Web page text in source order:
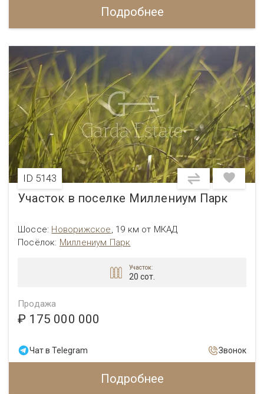
Подробнее
ID 5143
Участок в поселке Миллениум Парк
Шоссе: Новорижское, 19 км от МКАД
Посёлок: Миллениум Парк
Участок:
20 сот.
Продажа
₽ 175 000 000
Чат в Telegram Звонок
Подробнее